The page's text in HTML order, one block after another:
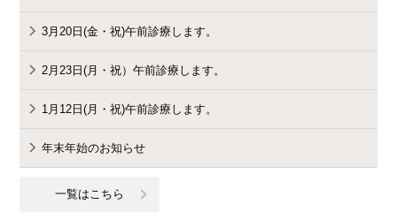
3月20日(金・祝)午前診療します。
2月23日(月・祝）午前診療します。
1月12日(月・祝)午前診療します。
年末年始のお知らせ
一覧はこちら